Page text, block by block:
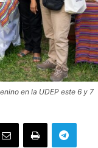
en la UDEP este 6 y 7